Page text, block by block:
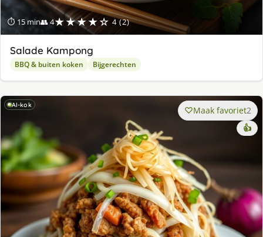
⏱ 15 min👥 4★★★★☆ 4 (2)
Salade Kampong
BBQ & buiten koken Bijgerechten
AI-kok Maak favoriet2
👍